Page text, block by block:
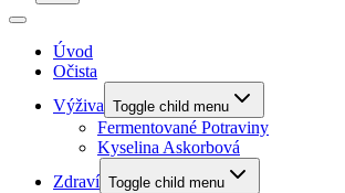
Úvod
Očista
Výživa Toggle child menu
Fermentované Potraviny
Kyselina Askorbová
Zdraví Toggle child menu